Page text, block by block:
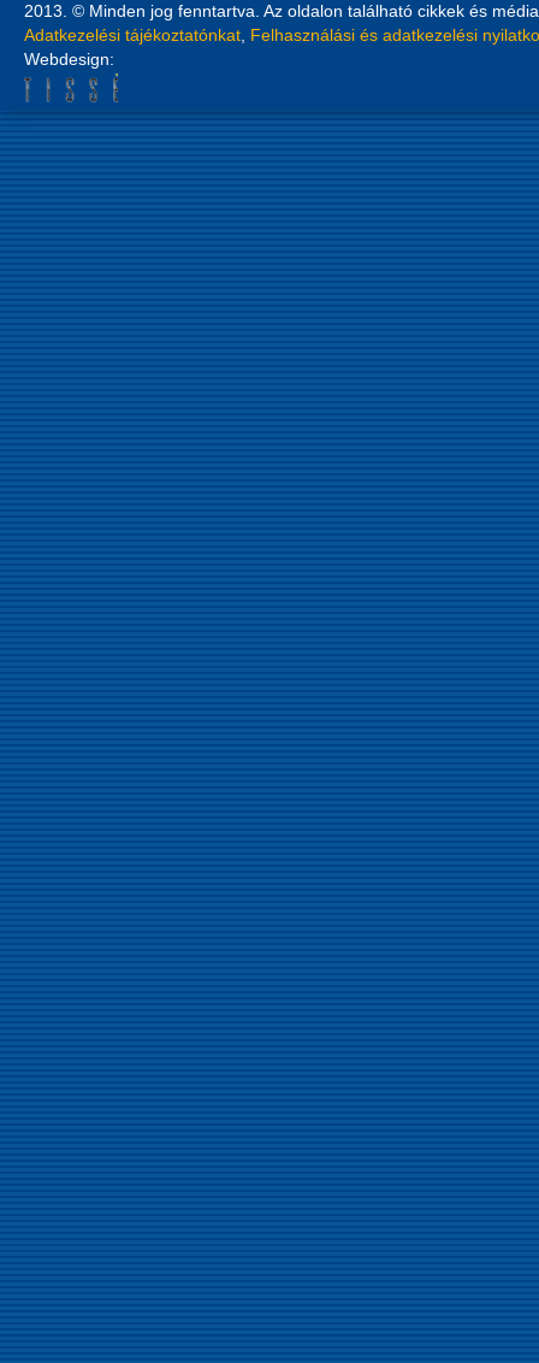
2013. © Minden jog fenntartva. Az oldalon található cikkek és
Adatkezelési tájékoztatónkat Felhasználási és adatkezelési
Webdesign: